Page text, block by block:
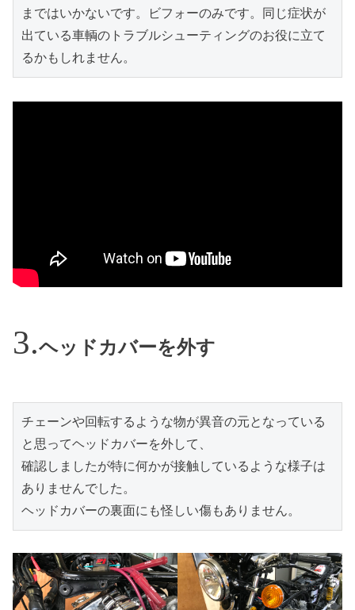
まではいかないです。ビフォーのみです。同じ症状が
出ている車輌のトラブルシューティングのお役に立て
るかもしれません。
ヘッドカバーを外す
チェーンや回転するような物が異音の元となっている
と思ってヘッドカバーを外して、
確認しましたが特に何かが接触しているような様子は
ありませんでした。
ヘッドカバーの裏面にも怪しい傷もありません。